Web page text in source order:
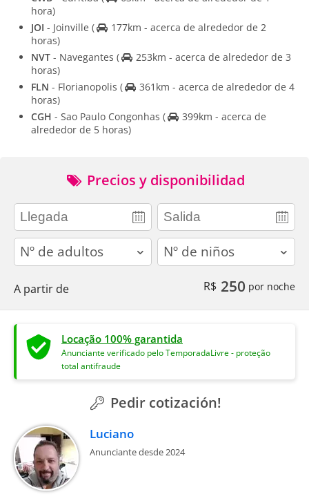
hora)
JOI - Joinville (
177km - acerca de alrededor de 2
horas)
NVT - Navegantes (
253km - acerca de alrededor de 3
horas)
FLN - Florianopolis (
361km - acerca de alrededor de 4
horas)
CGH - Sao Paulo Congonhas (
399km - acerca de
alrededor de 5 horas)
Precios y disponibilidad
adults children
A partir de R$ 250 por noche
Locação 100% garantida
Anunciante verificado pelo TemporadaLivre - proteção
total antifraude
Pedir cotización!
Luciano
Anunciante desde 2024